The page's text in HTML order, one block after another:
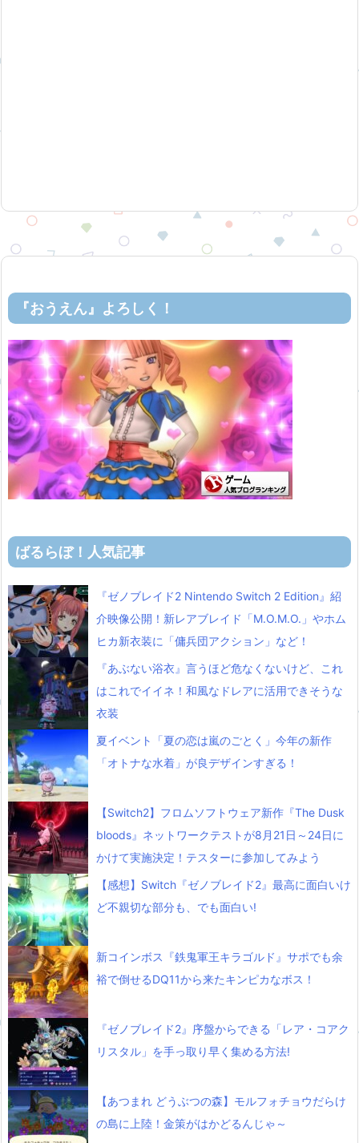
『おうえん』よろしく！
ばるらぼ！人気記事
『ゼノブレイド2 Nintendo Switch 2 Edition』紹
介映像公開！新レアブレイド「M.O.M.O.」やホム
ヒカ新衣装に「傭兵団アクション」など！
『あぶない浴衣』言うほど危なくないけど、これ
はこれでイイネ！和風なドレアに活用できそうな
衣装
夏イベント「夏の恋は嵐のごとく」今年の新作
「オトナな水着」が良デザインすぎる！
【Switch2】フロムソフトウェア新作『The Dusk
bloods』ネットワークテストが8月21日～24日に
かけて実施決定！テスターに参加してみよう
【感想】Switch『ゼノブレイド2』最高に面白いけ
ど不親切な部分も、でも面白い!
新コインボス『鉄鬼軍王キラゴルド』サポでも余
裕で倒せるDQ11から来たキンピカなボス！
『ゼノブレイド2』序盤からできる「レア・コアク
リスタル」を手っ取り早く集める方法!
【あつまれ どうぶつの森】モルフォチョウだらけ
の島に上陸！金策がはかどるんじゃ～